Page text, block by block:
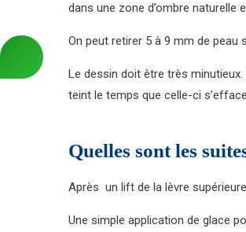
dans une zone d’ombre
On peut retirer 5 à 9 mm de peau
Le dessin doit être très
teint le temps que celle-ci
Quelles sont les
Après un lift de la lèvre
Une simple application de glace